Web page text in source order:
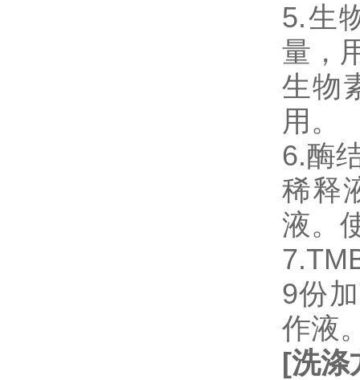
5.生
量，
生物
用。
6.酶
稀释
液。
9份
作液
[洗涤